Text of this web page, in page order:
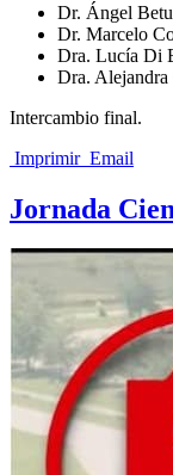
Dr. Ángel
Dr. Marcelo
Dra. Lucía Di
Dra.
Intercambio final.
Imprimir Email
Jornada